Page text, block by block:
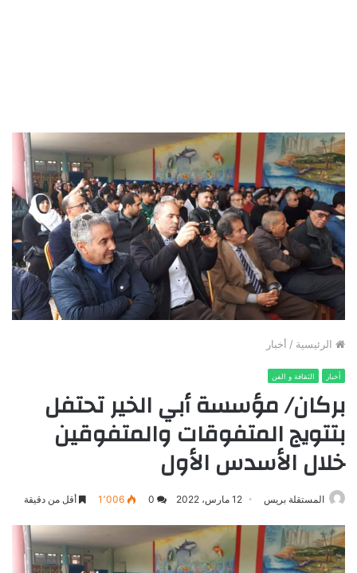
الرئيسية / أخبار
أخبار الثقافة و الفن
بركان/ مؤسسة أبي الخير تحتفل
بتتويج المتفوقات والمتفوقين
خلال الأسدس الأول
المستقلة بريس 12 مارس، 2022 0 1٬006 أقل من دقيقة